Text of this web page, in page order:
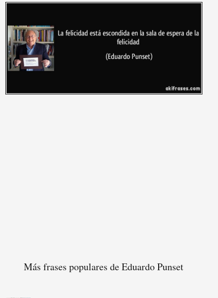
Más frases populares de Eduardo Punset